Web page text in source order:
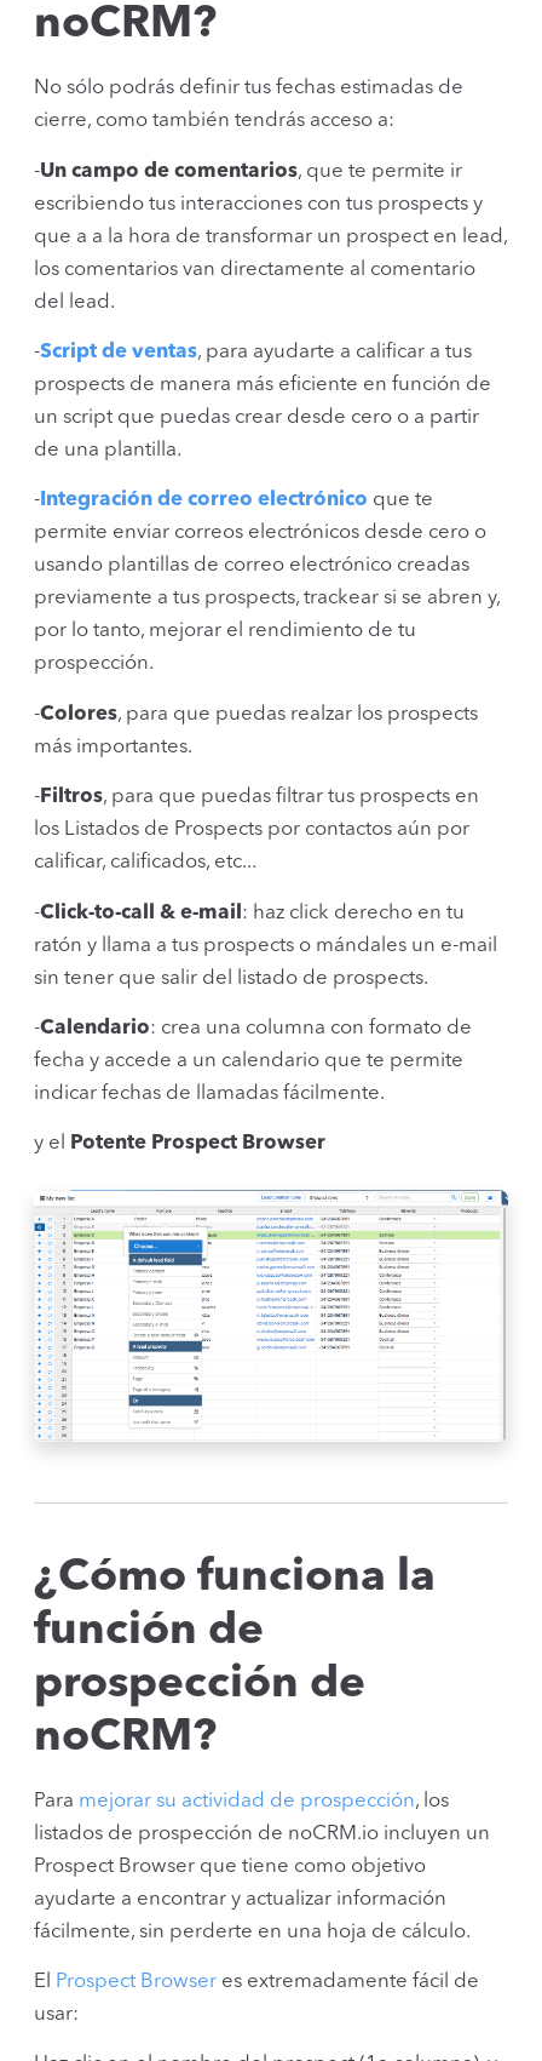
noCRM?
No sólo podrás definir tus fechas estimadas de
cierre, como también tendrás acceso a:
-Un campo de comentarios, que te permite ir
escribiendo tus interacciones con tus prospects y
que a a la hora de transformar un prospect en lead,
los comentarios van directamente al comentario
del lead.
-Script de ventas, para ayudarte a calificar a tus
prospects de manera más eficiente en función de
un script que puedas crear desde cero o a partir
de una plantilla.
- Integración de correo electrónico que te
permite enviar correos electrónicos desde cero o
usando plantillas de correo electrónico creadas
previamente a tus prospects, trackear si se abren y,
por lo tanto, mejorar el rendimiento de tu
prospección.
-Colores, para que puedas realzar los prospects
más importantes.
- Filtros, para que puedas filtrar tus prospects en
los Listados de Prospects por contactos aún por
calificar, calificados, etc...
-Click-to-call & e-mail : haz click derecho en tu
ratón y llama a tus prospects o mándales un e-mail
sin tener que salir del listado de prospects.
-Calendario: crea una columna con formato de
fecha y accede a un calendario que te permite
indicar fechas de llamadas fácilmente.
y el Potente Prospect Browser
¿Cómo funciona la
función de
prospección de
noCRM?
Para mejorar su actividad de prospección, los
listados de prospección de noCRM.io incluyen un
Prospect Browser que tiene como objetivo
ayudarte a encontrar y actualizar información
fácilmente, sin perderte en una hoja de cálculo.
El Prospect Browser es extremadamente fácil de
usar: